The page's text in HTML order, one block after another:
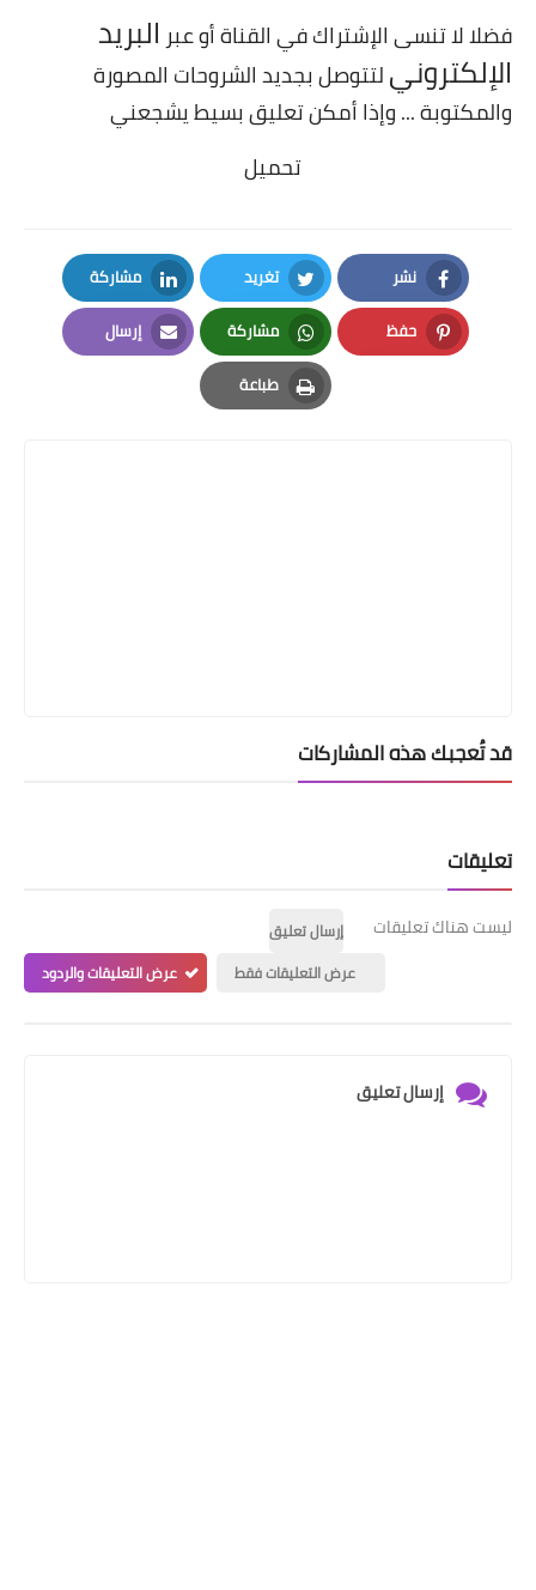
فضلا لا تنسى الإشتراك في القناة أو عبر البريد
الإلكترونيلتتوصل بجديد الشروحات المصورة
والمكتوبة ... وإذا أمكن تعليق بسيط يشجعني
تحميل
نشر
Facebook
تغريد
Twitter
مشاركة
LinkedIn
حفظ
Pinterest
مشاركة
Whatsapp
إرسال
Email
طباعة
Print
قد تُعجبك هذه المشاركات
تعليقات
ليست هناك تعليقات
إرسال تعليق
عرض التعليقات فقط
عرض التعليقات والردود
إرسال تعليق